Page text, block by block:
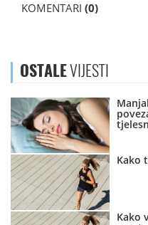
KOMENTARI (0)
OSTALEVIJESTI
Kako
Kako